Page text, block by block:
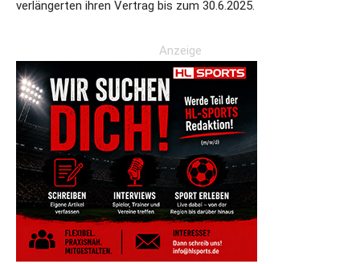
verlängerten ihren Vertrag bis zum 30.6.2025.
Anzeige